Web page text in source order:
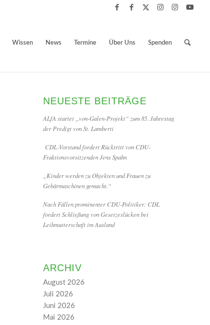
Wissen News Termine Über Uns Spenden
NEUESTE BEITRÄGE
ALfA startet „von-Galen-Projekt“ zum 85. Jahrestag
der Predigt von St. Lamberti
CDL-Vorstand fordert Rücktritt von CDU-
Fraktionsvorsitzenden Jens Spahn
„Kinder werden zu Objekten und Frauen zu
Gebärmaschinen gemacht.“
Nach Fällen prominenter CDU-Politiker: CDL
fordert Schließung von Gesetzeslücken bei
Leihmutterschaft im Ausland
ARCHIV
August 2026
Juli 2026
Juni 2026
Mai 2026